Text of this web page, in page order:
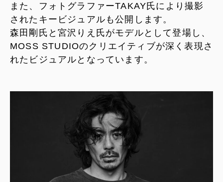
また、フォトグラファーTAKAY氏により撮影
されたキービジュアルも公開します。
森田剛氏と宮沢りえ氏がモデルとして登場し、
MOSS STUDIOのクリエイティブが深く表現さ
れたビジュアルとなっています。